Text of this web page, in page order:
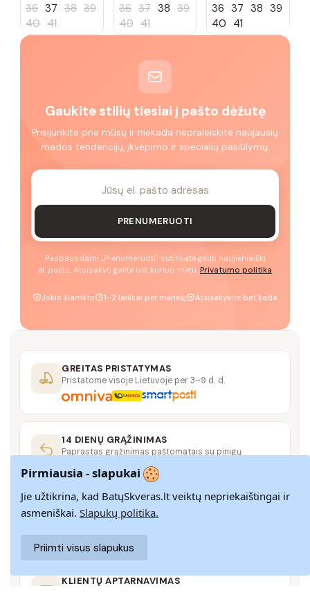
36 37 38 39
40 41
36 37 38 39
40 41
36 37 38 39
40 41
Gaukite stilių tiesiai į pašto dėžutę
Prisijunkite prie mūsų ir niekada nepraleiskite naujausių
mados tendencijų, įkvėpimo ir specialių pasiūlymų.
PRENUMERUOTI
Paspausdami „Prenumeruoti" sutinkate gauti naujienlaiškį
el. paštu. Atsisakyti galite bet kuriuo metu. Privatumo politika
Jokio šlamšto 1–2 laiškai per mėnesį Atsisakykite bet kada
GREITAS PRISTATYMAS
Pristatome visoje Lietuvoje per 3–9 d. d.
14 DIENŲ GRĄŽINIMAS
Paprastas grąžinimas paštomatais su pinigų
SAUGUS MOKĖJIMAS
SSL šifravimas užtikrina aukščiausią jūsų duomenų
saugumo lygį
KLIENTŲ APTARNAVIMAS
Pirmiausia - slapukai
Jie užtikrina, kad BatųSkveras.lt veiktų nepriekaištingai ir
asmeniškai. Slapukų politika.
Priimti visus slapukus